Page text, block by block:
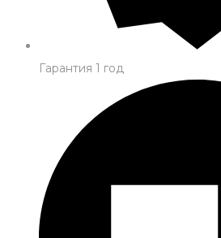
Гарантия 1 год